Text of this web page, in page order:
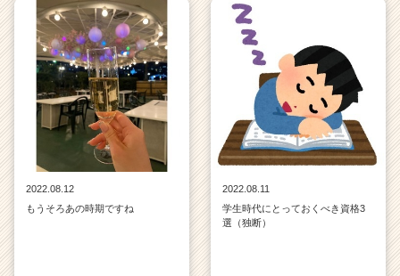
2022.08.12
もうそろあの時期ですね
2022.08.11
学生時代にとっておくべき資格3
選（独断）